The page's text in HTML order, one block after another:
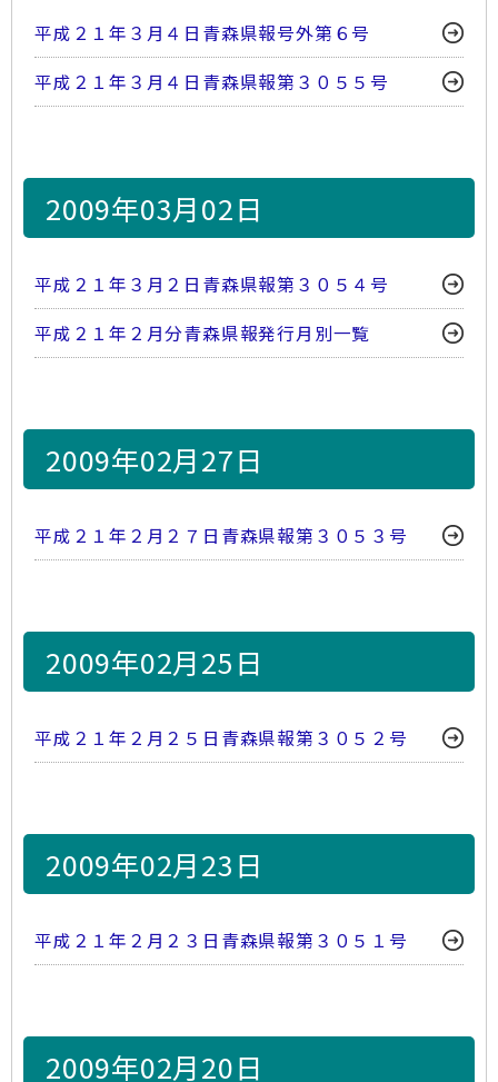
平成２１年３月４日青森県報号外第６号
平成２１年３月４日青森県報第３０５５号
2009年03月02日
平成２１年３月２日青森県報第３０５４号
平成２１年２月分青森県報発行月別一覧
2009年02月27日
平成２１年２月２７日青森県報第３０５３号
2009年02月25日
平成２１年２月２５日青森県報第３０５２号
2009年02月23日
平成２１年２月２３日青森県報第３０５１号
2009年02月20日